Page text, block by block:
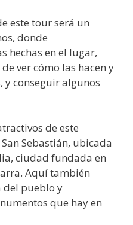
este tour será un
donde
hechas en el lugar,
ver cómo las hacen y
y conseguir algunos
de este
Sebastián, ubicada
ciudad fundada en
Aquí también
del pueblo y
que hay en